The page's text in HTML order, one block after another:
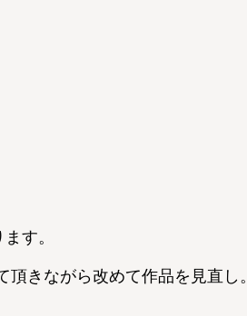
す。
頂きながら改めて作品を見直し